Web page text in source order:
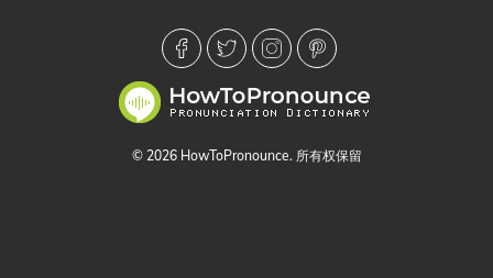
© 2026 HowToPronounce. 所有权保留